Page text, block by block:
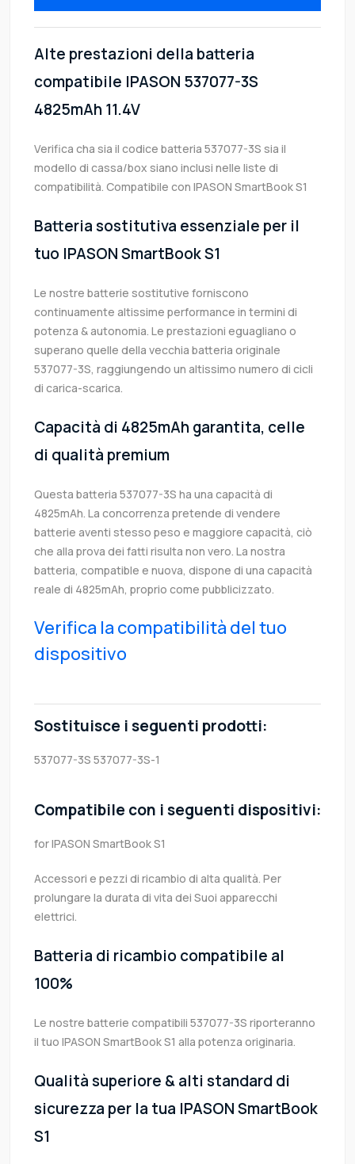
Alte prestazioni della batteria
compatibile IPASON 537077-3S
4825mAh 11.4V
Verifica cha sia il codice batteria 537077-3S sia il
modello di cassa/box siano inclusi nelle liste di
compatibilità. Compatibile con IPASON SmartBook S1
Batteria sostitutiva essenziale per il
tuo IPASON SmartBook S1
Le nostre batterie sostitutive forniscono
continuamente altissime performance in termini di
potenza & autonomia. Le prestazioni eguagliano o
superano quelle della vecchia batteria originale
537077-3S, raggiungendo un altissimo numero di cicli
di carica-scarica.
Capacità di 4825mAh garantita, celle
di qualità premium
Questa batteria 537077-3S ha una capacità di
4825mAh. La concorrenza pretende di vendere
batterie aventi stesso peso e maggiore capacità, ciò
che alla prova dei fatti risulta non vero. La nostra
batteria, compatible e nuova, dispone di una capacità
reale di 4825mAh, proprio come pubblicizzato.
Verifica la compatibilità del tuo
dispositivo
Sostituisce i seguenti prodotti:
537077-3S 537077-3S-1
Compatibile con i seguenti dispositivi:
for IPASON SmartBook S1
Accessori e pezzi di ricambio di alta qualità. Per
prolungare la durata di vita dei Suoi apparecchi
elettrici.
Batteria di ricambio compatibile al
100%
Le nostre batterie compatibili 537077-3S riporteranno
il tuo IPASON SmartBook S1 alla potenza originaria.
Qualità superiore & alti standard di
sicurezza per la tua IPASON SmartBook
S1